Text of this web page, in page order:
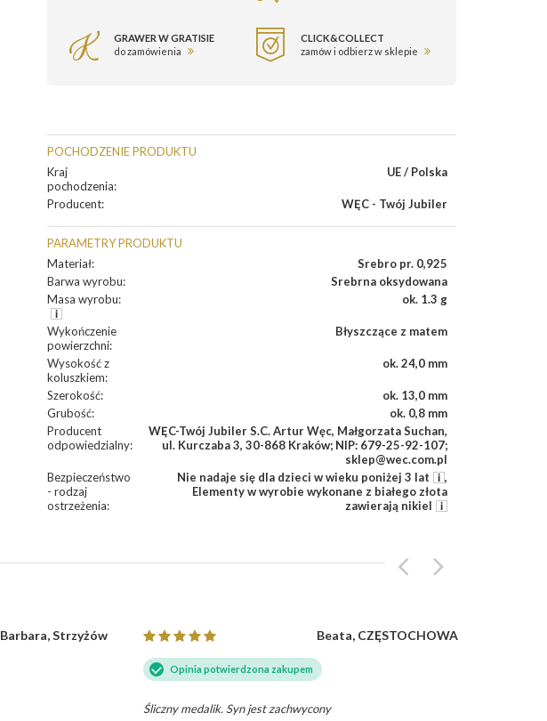
GRAWER W GRATISIE
do zamówienia
CLICK&COLLECT
zamów i odbierz w sklepie
POCHODZENIE PRODUKTU
Kraj
pochodzenia:
UE / Polska
Producent: WĘC - Twój Jubiler
PARAMETRY PRODUKTU
Materiał:
Srebro pr. 0,925
Barwa wyrobu:
Srebrna oksydowana
Masa wyrobu: ok. 1.3 g
Wykończenie
powierzchni:
Błyszczące z matem
Wysokość z
koluszkiem:
ok. 24,0 mm
Szerokość:
ok. 13,0 mm
Grubość:
ok. 0,8 mm
Producent
odpowiedzialny:
WĘC-Twój Jubiler S.C. Artur Węc, Małgorzata Suchan,
ul. Kurczaba 3, 30-868 Kraków; NIP: 679-25-92-107;
sklep@wec.com.pl
Bezpieczeństwo
- rodzaj
ostrzeżenia:
Nie nadaje się dla dzieci w wieku poniżej 3 lat
,
Elementy w wyrobie wykonane z białego złota
zawierają nikiel
Barbara, Strzyżów Beata, CZĘSTOCHOWA
Opinia potwierdzona zakupem
Śliczny medalik. Syn jest zachwycony